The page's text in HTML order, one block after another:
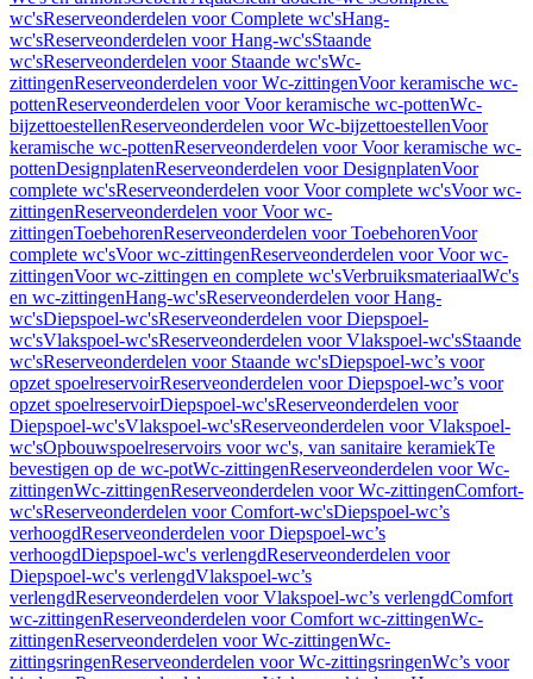
wc'sReserveonderdelen voor Complete wc'sHang-
wc'sReserveonderdelen voor Hang-wc'sStaande
wc'sReserveonderdelen voor Staande wc'sWc-
zittingenReserveonderdelen voor Wc-zittingenVoor keramische wc-
pottenReserveonderdelen voor Voor keramische wc-pottenWc-
bijzettoestellenReserveonderdelen voor Wc-bijzettoestellenVoor
keramische wc-pottenReserveonderdelen voor Voor keramische wc-
pottenDesignplatenReserveonderdelen voor DesignplatenVoor
complete wc'sReserveonderdelen voor Voor complete wc'sVoor wc-
zittingenReserveonderdelen voor Voor wc-
zittingenToebehorenReserveonderdelen voor ToebehorenVoor
complete wc'sVoor wc-zittingenReserveonderdelen voor Voor wc-
zittingenVoor wc-zittingen en complete wc'sVerbruiksmateriaalWc's
en wc-zittingenHang-wc'sReserveonderdelen voor Hang-
wc'sDiepspoel-wc'sReserveonderdelen voor Diepspoel-
wc'sVlakspoel-wc'sReserveonderdelen voor Vlakspoel-wc'sStaande
wc'sReserveonderdelen voor Staande wc'sDiepspoel-wc’s voor
opzet spoelreservoirReserveonderdelen voor Diepspoel-wc’s voor
opzet spoelreservoirDiepspoel-wc'sReserveonderdelen voor
Diepspoel-wc'sVlakspoel-wc'sReserveonderdelen voor Vlakspoel-
wc'sOpbouwspoelreservoirs voor wc's, van sanitaire keramiekTe
bevestigen op de wc-potWc-zittingenReserveonderdelen voor Wc-
zittingenWc-zittingenReserveonderdelen voor Wc-zittingenComfort-
wc'sReserveonderdelen voor Comfort-wc'sDiepspoel-wc’s
verhoogdReserveonderdelen voor Diepspoel-wc’s
verhoogdDiepspoel-wc's verlengdReserveonderdelen voor
Diepspoel-wc's verlengdVlakspoel-wc’s
verlengdReserveonderdelen voor Vlakspoel-wc’s verlengdComfort
wc-zittingenReserveonderdelen voor Comfort wc-zittingenWc-
zittingenReserveonderdelen voor Wc-zittingenWc-
zittingsringenReserveonderdelen voor Wc-zittingsringenWc’s voor